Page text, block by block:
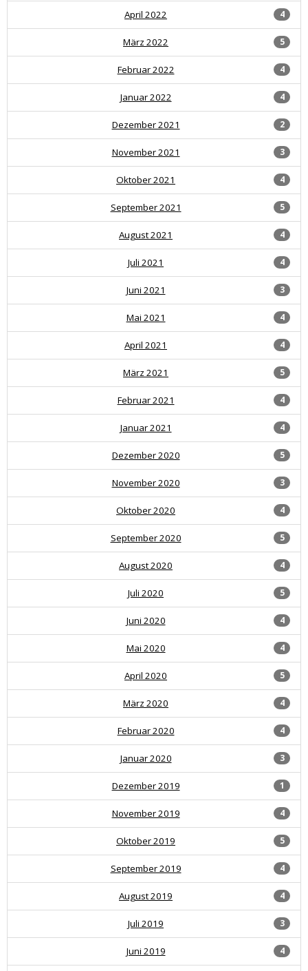
4
April 2022
5
März 2022
4
Februar 2022
4
Januar 2022
2
Dezember 2021
3
November 2021
4
Oktober 2021
5
September 2021
4
August 2021
4
Juli 2021
3
Juni 2021
4
Mai 2021
4
April 2021
5
März 2021
4
Februar 2021
4
Januar 2021
5
Dezember 2020
3
November 2020
4
Oktober 2020
5
September 2020
4
August 2020
5
Juli 2020
4
Juni 2020
4
Mai 2020
5
April 2020
4
März 2020
4
Februar 2020
3
Januar 2020
1
Dezember 2019
4
November 2019
5
Oktober 2019
4
September 2019
4
August 2019
3
Juli 2019
4
Juni 2019